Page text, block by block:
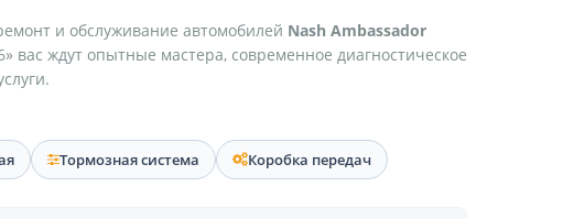
и обслуживание автомобилей Nash Ambassador
вас ждут опытные мастера, современное диагностическое
Тормозная система Коробка передач